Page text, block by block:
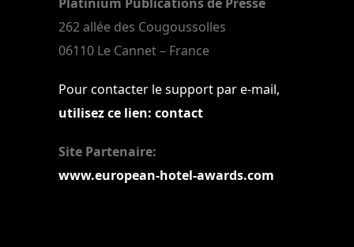
262 allée des Cougoussolles
06110 Le Cannet – France
Pour contacter le support par e-mail,
utilisez ce lien: contact
Site Partenaire:
www.european-hotel-awards.com